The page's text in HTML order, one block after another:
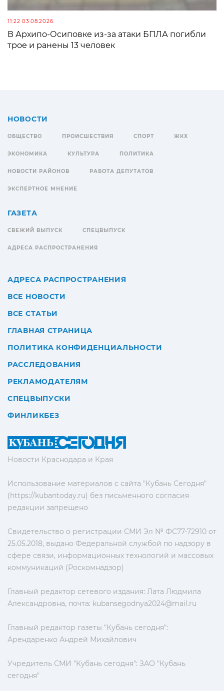
11:22 03.08.2026
В Архипо-Осиповке из-за атаки БПЛА погибли
трое и ранены 13 человек
Новости Краснодара и Края
Использование материалов с сайта "Кубань Сегодня"
(https://kubantoday.ru) без письменного согласия
редакции запрещено
Свидетельство о регистрации СМИ Эл № ФС77-72910 от
25.05.2018, выдано Федеральной службой по надзору в
сфере связи, информационных технологий и массовых
коммуникаций (Роскомнадзор)
Главный редактор сетевого издания: Лата Людмила
Александровна, почта: kubansegodnya2024@mail.ru
Главный редактор газеты "Кубань сегодня":
Арендаренко Андрей Михайлович
Учредитель СМИ "Кубань сегодня": ЗАО "Кубань
сегодня"
НОВОСТИ
ОБЩЕСТВО ПРОИСШЕСТВИЯ СПОРТ ЖКХ
ЭКОНОМИКА КУЛЬТУРА ПОЛИТИКА
НОВОСТИ РАЙОНОВ РАБОТА ДЕПУТАТОВ
ЭКСПЕРТНОЕ МНЕНИЕ
ГАЗЕТА
СВЕЖИЙ ВЫПУСК СПЕЦВЫПУСК
АДРЕСА РАСПРОСТРАНЕНИЯ
АДРЕСА РАСПРОСТРАНЕНИЯ
ВСЕ НОВОСТИ
ВСЕ СТАТЬИ
ГЛАВНАЯ СТРАНИЦА
ПОЛИТИКА КОНФИДЕНЦИАЛЬНОСТИ
РАССЛЕДОВАНИЯ
РЕКЛАМОДАТЕЛЯМ
СПЕЦВЫПУСКИ
ФИНЛИКБЕЗ